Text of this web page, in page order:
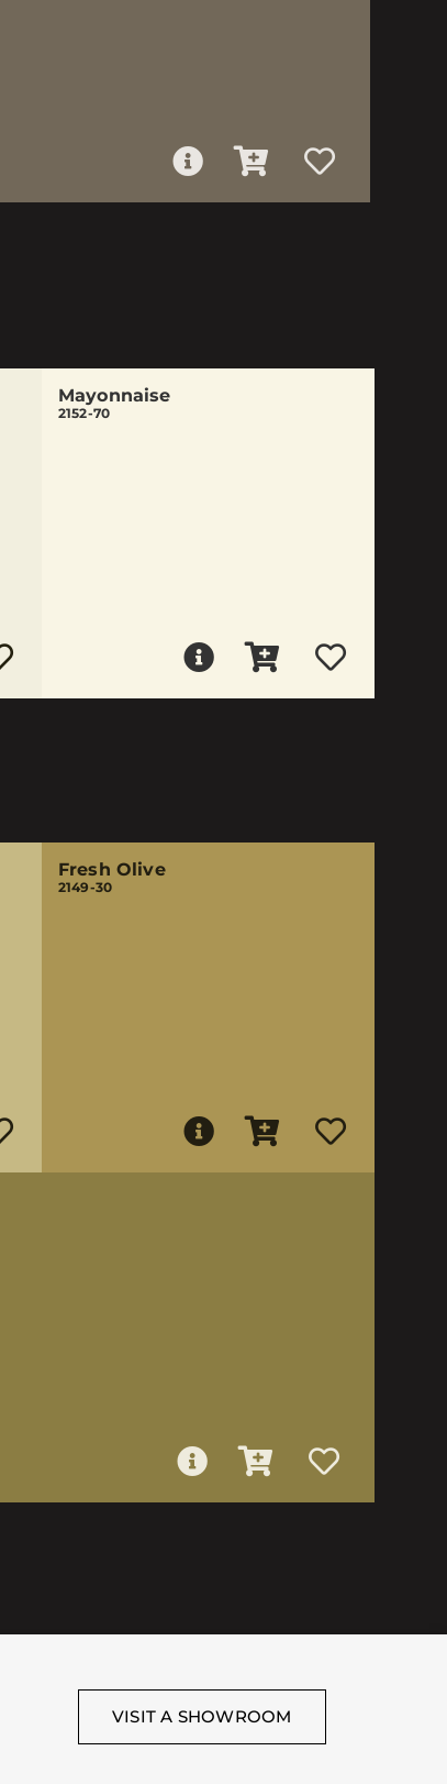
Mayonnaise
2152-70
Fresh Olive
2149-30
VISIT A SHOWROOM